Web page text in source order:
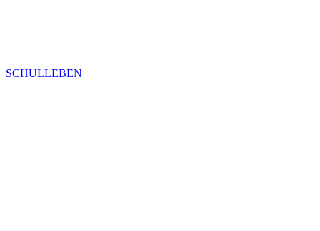
SCHULLEBEN